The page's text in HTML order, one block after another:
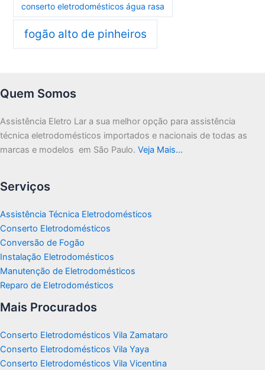
conserto eletrodomésticos água rasa
fogão alto de pinheiros
Quem Somos
Assistência Eletro Lar a sua melhor opção para assistência
técnica eletrodomésticos importados e nacionais de todas as
marcas e modelos em São Paulo. Veja Mais…
Serviços
Assistência Técnica Eletrodomésticos
Conserto Eletrodomésticos
Conversão de Fogão
Instalação Eletrodomésticos
Manutenção de Eletrodomésticos
Reparo de Eletrodomésticos
Mais Procurados
Conserto Eletrodomésticos Vila Zamataro
Conserto Eletrodomésticos Vila Yaya
Conserto Eletrodomésticos Vila Vicentina